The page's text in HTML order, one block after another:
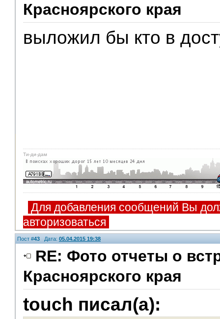
Красноярского края
выложил бы кто в
Ти-ди-дам
Для добавления сообщений Вы
авторизоваться
Пост #43 Дата: 05.04.2015 19:38
RE: Фото отчеты о
Красноярского края
touch писал(а):